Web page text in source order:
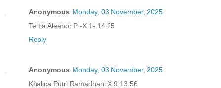
Anonymous Monday, 03 November, 2025
Tertia Aleanor P -X.1- 14.25
Reply
Anonymous Monday, 03 November, 2025
Khalica Putri Ramadhani X.9 13.56